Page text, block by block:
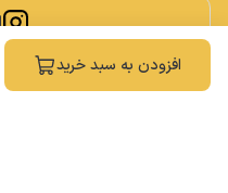
افزودن به سبد خرید
کلیه حقوق مادی و معنوی این سایت